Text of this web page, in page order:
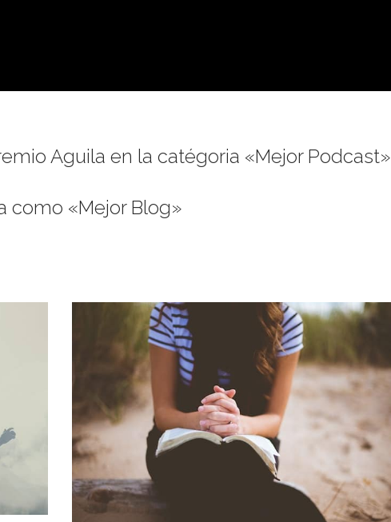
Aguila en la catégoria «Mejor Podcast»
como «Mejor Blog»
estudio…